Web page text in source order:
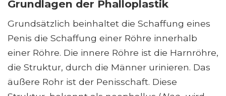
Grundlagen der Phalloplastik
Grundsätzlich beinhaltet die Schaffung eines
Penis die Schaffung einer Röhre innerhalb
einer Röhre. Die innere Röhre ist die Harnröhre,
die Struktur, durch die Männer urinieren. Das
äußere Rohr ist der Penisschaft. Diese